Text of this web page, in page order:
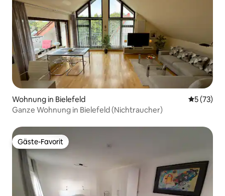
Wohnung in Bielefeld
5 (73)
Ganze Wohnung in Bielefeld (Nichtraucher)
Gäste-Favorit
Gäste-Favorit